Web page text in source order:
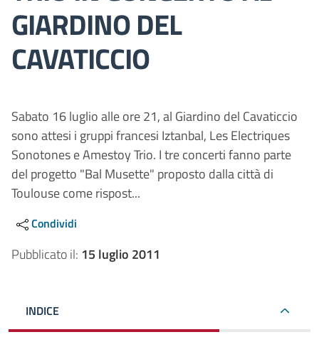
GIARDINO DEL
CAVATICCIO
Sabato 16 luglio alle ore 21, al Giardino del Cavaticcio
sono attesi i gruppi francesi Iztanbal, Les Electriques
Sonotones e Amestoy Trio. I tre concerti fanno parte
del progetto "Bal Musette" proposto dalla città di
Toulouse come rispost...
Condividi
Pubblicato il: 15 luglio 2011
INDICE